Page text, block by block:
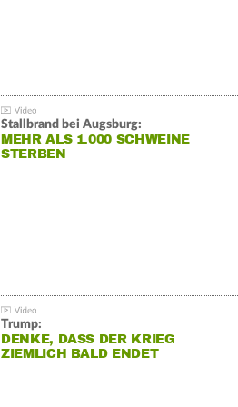
Stallbrand bei Augsburg:
MEHR ALS 1.000 SCHWEINE
STERBEN
Trump:
DENKE, DASS DER KRIEG
ZIEMLICH BALD ENDET